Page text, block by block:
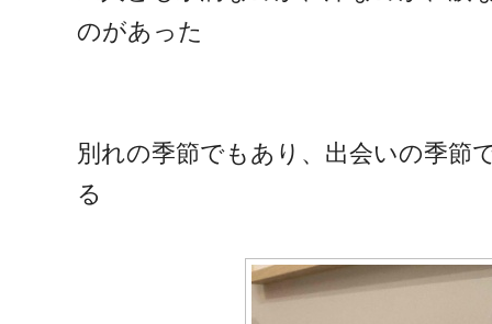
のがあった
別れの季節でもあり、出会いの季節
る